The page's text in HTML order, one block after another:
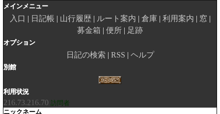
メインメニュー
入口 日記帳 山行履歴 ルート案内 倉庫 利用案内
窓
募金箱
便所 足跡
オプション
日記の検索 RSS ヘルプ
別館
利用状況
216.73.216.70 訪問者
ニックネーム